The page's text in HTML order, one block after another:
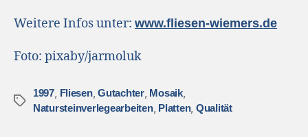
Weitere Infos unter: www.fliesen-wiemers.de
Foto: pixaby/jarmoluk
1997 Fliesen,Gutachter, Mosaik,
Natursteinverlegearbeiten, Platten, Qualität